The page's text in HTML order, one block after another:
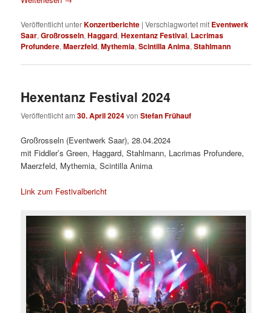
Veröffentlicht unterKonzertberichte |Verschlagwortet mit Eventwerk
Saar,Großrosseln,Haggard,Hexentanz Festival, Lacrimas
Profundere,Maerzfeld,Mythemia,Scintilla Anima,Stahlmann
Hexentanz Festival 2024
Veröffentlicht am30. April 2024vonStefan Frühauf
Großrosseln (Eventwerk Saar), 28.04.2024
mit Fiddler’s Green, Haggard, Stahlmann, Lacrimas Profundere,
Maerzfeld, Mythemia, Scintilla Anima
Link zum Festivalbericht